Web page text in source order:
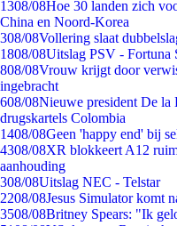
1308/08Hoe 30 landen zich
China en Noord-Korea
308/08Vollering slaat
1808/08Uitslag PSV - Fortuna
808/08Vrouw krijgt door
ingebracht
608/08Nieuwe president De la
drugskartels Colombia
1408/08Geen 'happy end' bij
4308/08XR blokkeert A12
aanhouding
308/08Uitslag NEC - Telstar
2208/08Jesus Simulator komt
3508/08Britney Spears: "Ik